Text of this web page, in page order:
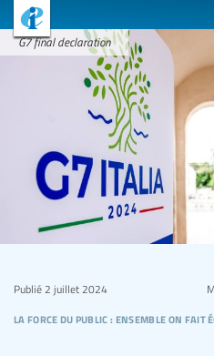
G7 final declaration
la force du public : ensemble on fait
Publié 2 juillet 2024